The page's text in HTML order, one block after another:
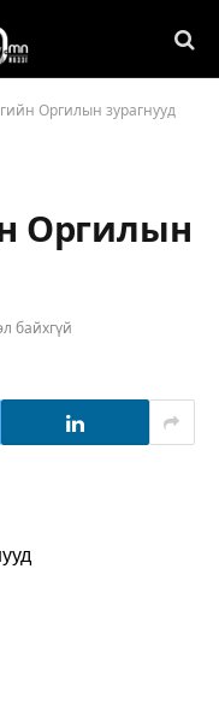
Оргилын зурагнууд
Оргилын
байхгүй